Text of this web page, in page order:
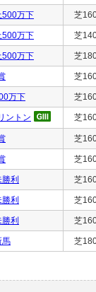
500万下 芝
500万下 芝
500万下 芝
芝
万下 芝
ントン 芝
芝
芝
利 芝
利 芝
利 芝
馬 芝